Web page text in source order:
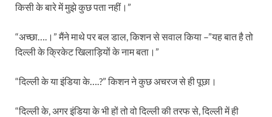
किसी के बारे में मुझे कुछ पता नहीं।”
“अच्छा….।” मैंने माथे पर बल डाल, किशन से सवाल किया –”यह बात है तो
दिल्ली के क्रिकेट खिलाड़ियों के नाम बता।”
“दिल्ली के या इंडिया के….?” किशन ने कुछ अचरज से ही पूछा।
“दिल्ली के, अगर इंडिया के भी हों तो वो दिल्ली की तरफ से, दिल्ली में ही